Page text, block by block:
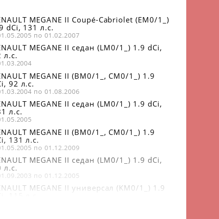
MEGANE II Coupé-Cabriolet (EM0/1_)
dCi, 131 л.с.
по 01.02.2007
MEGANE II седан (LM0/1_) 1.9 dCi,
л.с.
MEGANE II (BM0/1_, CM0/1_) 1.9
92 л.с.
по 01.08.2006
MEGANE II седан (LM0/1_) 1.9 dCi,
л.с.
MEGANE II (BM0/1_, CM0/1_) 1.9
131 л.с.
по 01.12.2009
MEGANE II седан (LM0/1_) 1.9 dCi,
л.с.
по 01.12.2005
MEGANE II универсал (KM0/1_) 1.9